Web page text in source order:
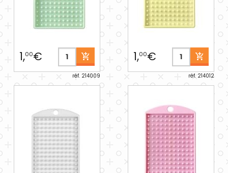
1,00€
réf. 214009
1,00€
réf. 214012